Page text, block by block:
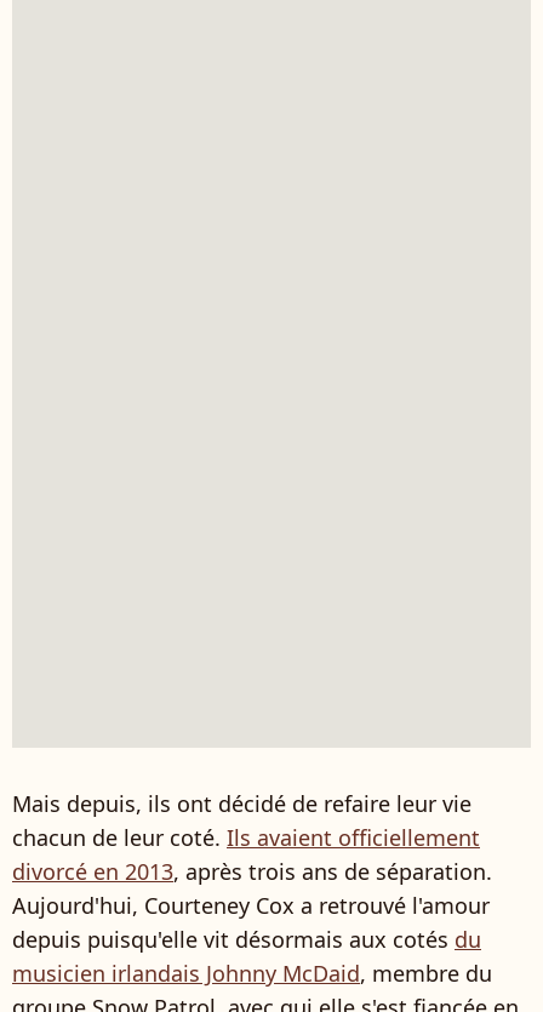
Mais depuis, ils ont décidé de refaire leur vie
chacun de leur coté. Ils avaient officiellement
divorcé en 2013, après trois ans de séparation.
Aujourd'hui, Courteney Cox a retrouvé l'amour
depuis puisqu'elle vit désormais aux cotés du
musicien irlandais Johnny McDaid, membre du